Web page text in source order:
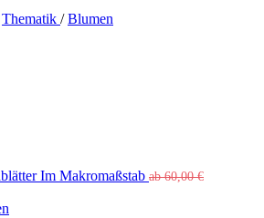
Thematik / Blumen
Im Makromaßstab ab60,00€